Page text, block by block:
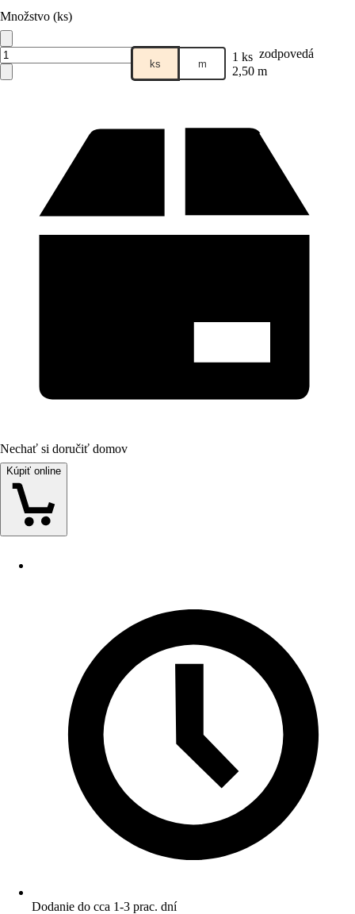
Množstvo (ks)
ks m 1 ks zodpovedá
2,50 m
Nechať si doručiť domov
Kúpiť online
Dodanie do cca 1-3 prac. dní